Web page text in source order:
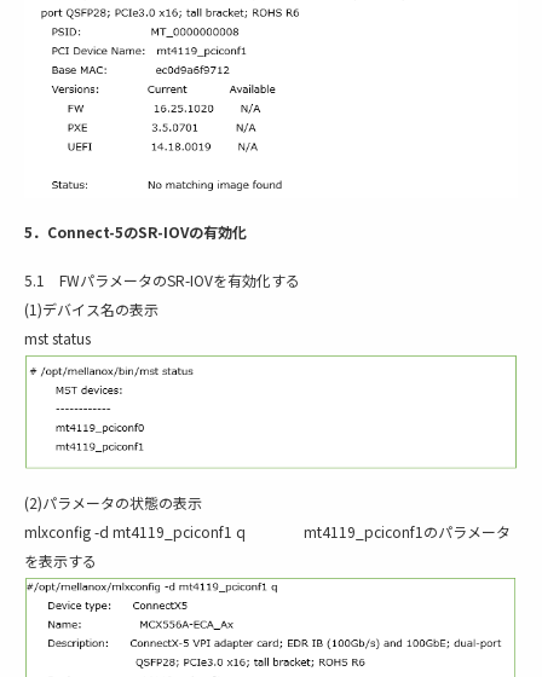
5．Connect-5のSR-IOVの有効化
5.1 FWパラメータのSR-IOVを有効化する
(1)デバイス名の表示
mst status
(2)パラメータの状態の表示
mlxconfig -d mt4119_pciconf1 q mt4119_pciconf1のパラメータ
を表示する